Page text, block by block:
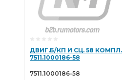
ДВИГ.Б/КП И СЦ. 58 КОМПЛ.
7511.1000186-58
7511.1000186-58